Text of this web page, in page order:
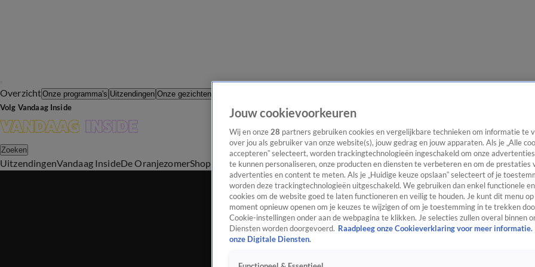
OverzichtOnze programma's Uitzendingen Onze gezichten
Volg Vandaag Inside
Zoeken
UitzendingenVandaag InsideDe OranjezomerShop Uitzending bijwonen
Jouw cookievoorkeuren
Wij en onze 28 partners gebruiken cookies en vergelijkbare technieken om informatie te
over jou als gebruiker van onze website(s), jouw gedrag en jouw apparaten. Als je „Alle
accepteren” selecteert, worden trackingtechnologieën ingeschakeld om onze
te kunnen personaliseren, onze producten en diensten te verbeteren en om de prestaties
advertenties en content te meten. Als je „Huidige keuze opslaan” selecteert of je
worden deze trackingtechnologieën uitgeschakeld. We gebruiken dan enkel functionele
cookies om de website goed te laten functioneren en veilig te houden. Je kunt dit menu
moment opnieuw openen om je keuzes te wijzigen of om je toestemming in te trekken
Cookie-instellingen onder aan de webpagina te klikken. Je selecties zullen overal binnen
Diensten worden doorgevoerd. Raadpleeg onze Cookieverklaring voor meer informatie.
onze Digitale Diensten.